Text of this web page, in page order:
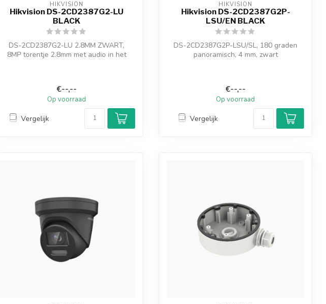
HIKVISION
Hikvision DS-2CD2387G2-LU
BLACK
DS-2CD2387G2-LU 2.8MM ZWART,
8MP torentje 2.8mm met audio in het
€--,--
Op voorraad
Vergelijk
HIKVISION
Hikvision DS-2CD2387G2P-
LSU/EN BLACK
DS-2CD2387G2P-LSU/SL, 180 graden
panoramisch, 4 mm, zwart
€--,--
Op voorraad
Vergelijk